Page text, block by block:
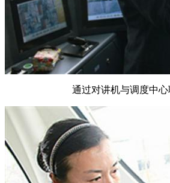
通过对讲机与调度中心